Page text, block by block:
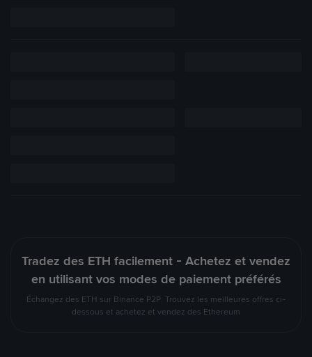
Tradez des ETH facilement - Achetez et vendez
en utilisant vos modes de paiement préférés
Échangez des ETH sur Binance P2P. Trouvez les meilleures offres ci-
dessous et achetez et vendez des Ethereum